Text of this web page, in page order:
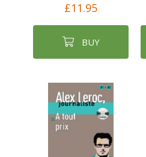
£11.95
BUY